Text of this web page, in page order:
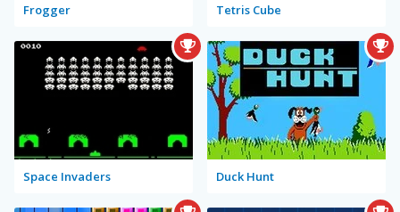
Frogger Tetris Cube
Space Invaders Duck Hunt